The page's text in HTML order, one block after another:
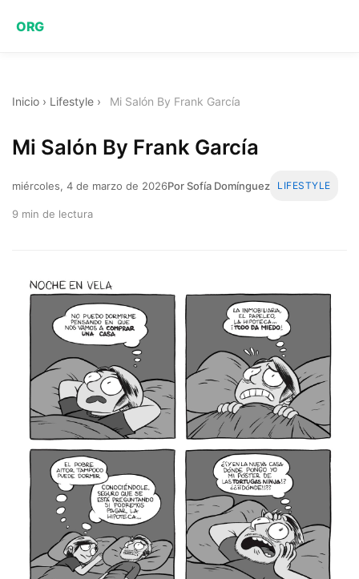
ORG
Inicio › Lifestyle › Mi Salón By Frank García
Mi Salón By Frank García
miércoles, 4 de marzo de 2026Por Sofía Domínguez LIFESTYLE
9 min de lectura